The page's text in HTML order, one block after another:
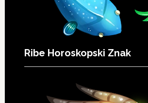
Ribe Horoskopski Znak